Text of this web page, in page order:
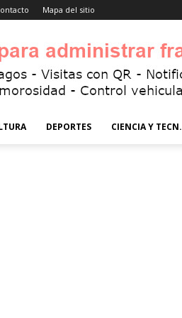
Mapa del sitio
DEPORTES CIENCIA Y TECN.